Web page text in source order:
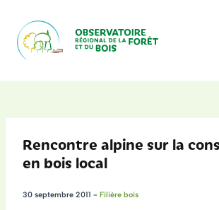
contenu
Rencontre alpine sur la
en bois local
30 septembre 2011 - Filière bois